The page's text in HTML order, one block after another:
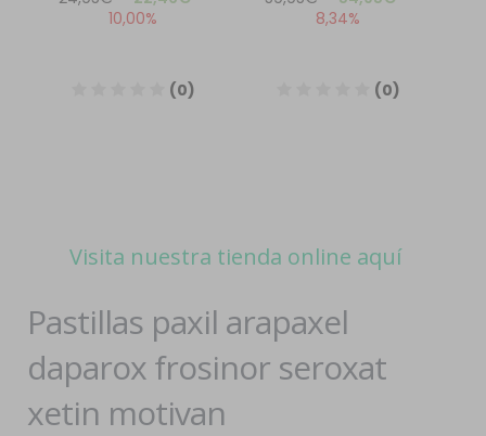
Visita nuestra tienda online aquí
Pastillas paxil arapaxel
daparox frosinor seroxat
xetin motivan